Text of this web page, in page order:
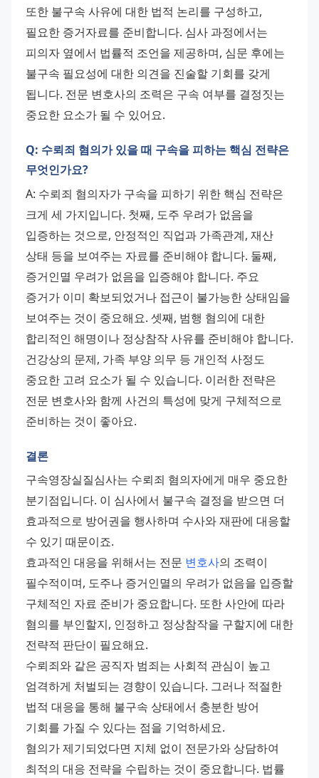
또한 불구속 사유에 대한 법적 논리를 구성하고,
필요한 증거자료를 준비합니다. 심사 과정에서는
피의자 옆에서 법률적 조언을 제공하며, 심문 후에는
불구속 필요성에 대한 의견을 진술할 기회를 갖게
됩니다. 전문 변호사의 조력은 구속 여부를 결정짓는
중요한 요소가 될 수 있어요.
Q: 수뢰죄 혐의가 있을 때 구속을 피하는 핵심 전략은
무엇인가요?
A: 수뢰죄 혐의자가 구속을 피하기 위한 핵심 전략은
크게 세 가지입니다. 첫째, 도주 우려가 없음을
입증하는 것으로, 안정적인 직업과 가족관계, 재산
상태 등을 보여주는 자료를 준비해야 합니다. 둘째,
증거인멸 우려가 없음을 입증해야 합니다. 주요
증거가 이미 확보되었거나 접근이 불가능한 상태임을
보여주는 것이 중요해요. 셋째, 범행 혐의에 대한
합리적인 해명이나 정상참작 사유를 준비해야 합니다.
건강상의 문제, 가족 부양 의무 등 개인적 사정도
중요한 고려 요소가 될 수 있습니다. 이러한 전략은
전문 변호사와 함께 사건의 특성에 맞게 구체적으로
준비하는 것이 좋아요.
결론
구속영장실질심사는 수뢰죄 혐의자에게 매우 중요한
분기점입니다. 이 심사에서 불구속 결정을 받으면 더
효과적으로 방어권을 행사하며 수사와 재판에 대응할
수 있기 때문이죠.
효과적인 대응을 위해서는 전문 변호사의 조력이
필수적이며, 도주나 증거인멸의 우려가 없음을 입증할
구체적인 자료 준비가 중요합니다. 또한 사안에 따라
혐의를 부인할지, 인정하고 정상참작을 구할지에 대한
전략적 판단이 필요해요.
수뢰죄와 같은 공직자 범죄는 사회적 관심이 높고
엄격하게 처벌되는 경향이 있습니다. 그러나 적절한
법적 대응을 통해 불구속 상태에서 충분한 방어
기회를 가질 수 있다는 점을 기억하세요.
혐의가 제기되었다면 지체 없이 전문가와 상담하여
최적의 대응 전략을 수립하는 것이 중요합니다. 법률